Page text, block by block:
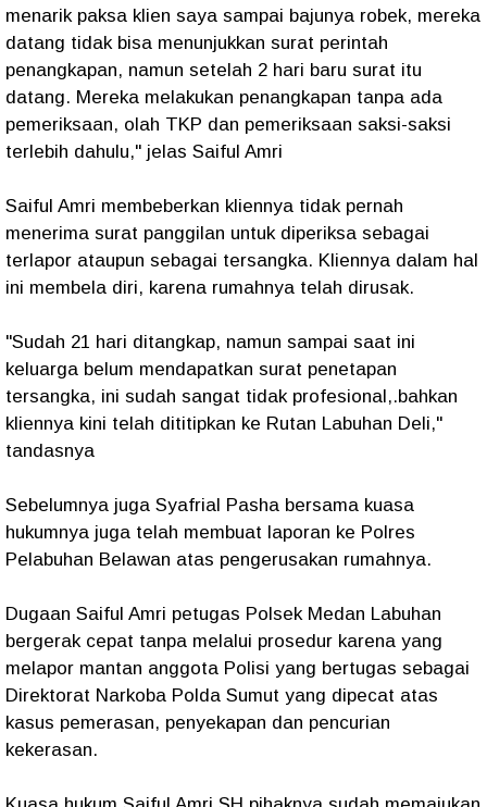
menarik paksa klien saya sampai bajunya robek, mereka
datang tidak bisa menunjukkan surat perintah
penangkapan, namun setelah 2 hari baru surat itu
datang. Mereka melakukan penangkapan tanpa ada
pemeriksaan, olah TKP dan pemeriksaan saksi-saksi
terlebih dahulu," jelas Saiful Amri
Saiful Amri membeberkan kliennya tidak pernah
menerima surat panggilan untuk diperiksa sebagai
terlapor ataupun sebagai tersangka. Kliennya dalam hal
ini membela diri, karena rumahnya telah dirusak.
"Sudah 21 hari ditangkap, namun sampai saat ini
keluarga belum mendapatkan surat penetapan
tersangka, ini sudah sangat tidak profesional,.bahkan
kliennya kini telah dititipkan ke Rutan Labuhan Deli,"
tandasnya
Sebelumnya juga Syafrial Pasha bersama kuasa
hukumnya juga telah membuat laporan ke Polres
Pelabuhan Belawan atas pengerusakan rumahnya.
Dugaan Saiful Amri petugas Polsek Medan Labuhan
bergerak cepat tanpa melalui prosedur karena yang
melapor mantan anggota Polisi yang bertugas sebagai
Direktorat Narkoba Polda Sumut yang dipecat atas
kasus pemerasan, penyekapan dan pencurian
kekerasan.